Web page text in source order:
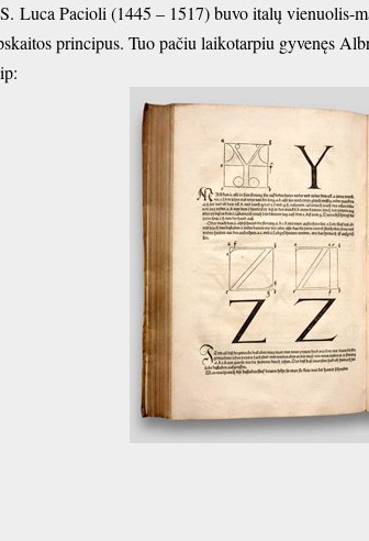
Luca Pacioli (1445 – 1517) buvo italų vienuolis-
principus. Tuo pačiu laikotarpiu gyvenęs